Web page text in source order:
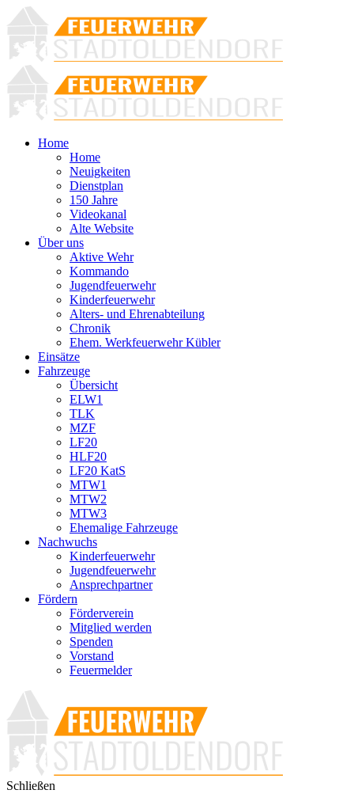
Home
Home
Neuigkeiten
Dienstplan
150 Jahre
Videokanal
Alte Website
Über uns
Aktive Wehr
Kommando
Jugendfeuerwehr
Kinderfeuerwehr
Alters- und Ehrenabteilung
Chronik
Ehem. Werkfeuerwehr Kübler
Einsätze
Fahrzeuge
Übersicht
ELW1
TLK
MZF
LF20
HLF20
LF20 KatS
MTW1
MTW2
MTW3
Ehemalige Fahrzeuge
Nachwuchs
Kinderfeuerwehr
Jugendfeuerwehr
Ansprechpartner
Fördern
Förderverein
Mitglied werden
Spenden
Vorstand
Feuermelder
Schließen